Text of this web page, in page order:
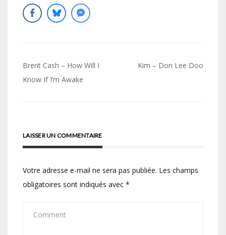
Navigation
de
Brent Cash – How Will I
Know If I’m Awake
Kim – Don Lee Doo
LAISSER UN COMMENTAIRE
Votre adresse e-mail ne sera pas publiée. Les champs
obligatoires sont indiqués avec *